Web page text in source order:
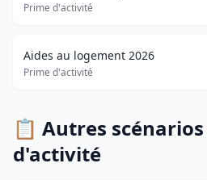
Prime d'activité
Aides au logement 2026
Prime d'activité
📋 Autres
d'activité